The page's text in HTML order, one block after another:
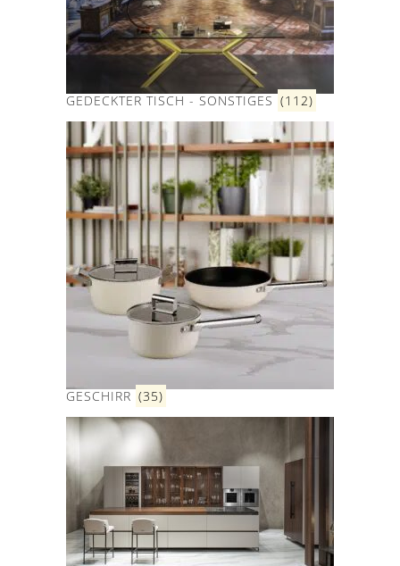
GEDECKTER TISCH - SONSTIGES (112)
GESCHIRR (35)